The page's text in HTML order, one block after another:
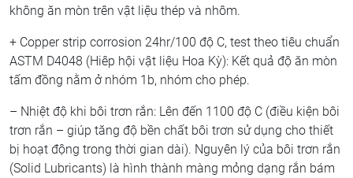
không ăn mòn trên vật liệu thép và nhôm.
+ Copper strip corrosion 24hr/100 độ C, test theo tiêu chuẩn
ASTM D4048 (Hiêp hội vật liệu Hoa Kỳ): Kết quả độ ăn mòn
tấm đồng nằm ở nhóm 1b, nhóm cho phép.
– Nhiệt độ khi bôi trơn rắn: Lên đến 1100 độ C (điều kiện bôi
trơn rắn – giúp tăng độ bền chất bôi trơn sử dụng cho thiết
bị hoạt động trong thời gian dài). Nguyên lý của bôi trơn rắn
(Solid Lubricants) là hình thành màng mỏng dạng rắn bám